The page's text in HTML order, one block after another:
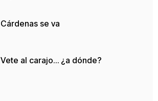
Cárdenas se va
Vete al carajo… ¿a dónde?